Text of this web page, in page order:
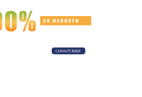
letove ka i iz Niša